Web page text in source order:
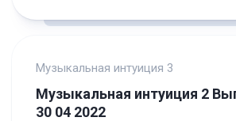
Музыкальная интуиция 3
Музыкальная интуиция 2
30 04 2022